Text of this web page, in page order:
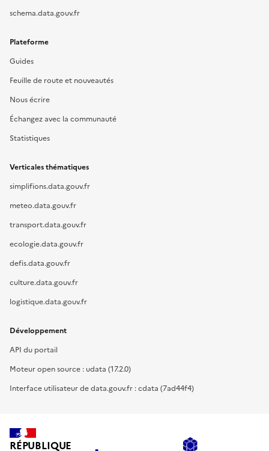
schema.data.gouv.fr
Plateforme
Guides
Feuille de route et nouveautés
Nous écrire
Échangez avec la communauté
Statistiques
Verticales thématiques
simplifions.data.gouv.fr
meteo.data.gouv.fr
transport.data.gouv.fr
ecologie.data.gouv.fr
defis.data.gouv.fr
culture.data.gouv.fr
logistique.data.gouv.fr
Développement
API du portail
Moteur open source : udata (17.2.0)
Interface utilisateur de data.gouv.fr : cdata (7ad44f4)
RÉPUBLIQUE